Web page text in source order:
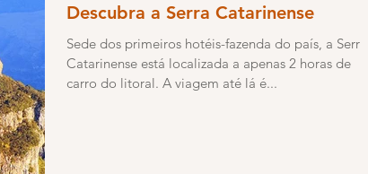
Descubra a Serra Catarinense
Sede dos primeiros hotéis-fazenda do país, a Serra
Catarinense está localizada a apenas 2 horas de
carro do litoral. A viagem até lá é...